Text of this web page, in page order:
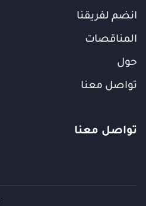
انضم لفريقنا
المناقصات
حول
تواصل معنا
تواصل معنا